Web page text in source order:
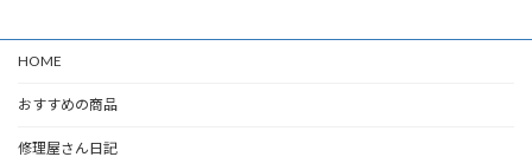
HOME
おすすめの商品
修理屋さん日記